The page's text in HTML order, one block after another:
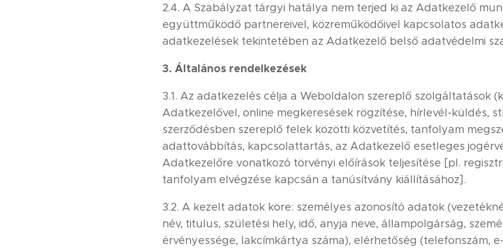
2.4. A Szabályzat tárgyi hatálya nem terjed ki az Adatkezelő
együttműködő partnereivel, közreműködőivel kapcsolatos
adatkezelések tekintetében az Adatkezelő belső adatvédelmi
3. Általános rendelkezések
3.1. Az adatkezelés célja a Weboldalon szereplő szolgáltatások
Adatkezelővel, online megkeresések rögzítése, hírlevél-küldés,
szerződésben szereplő felek közötti közvetítés, tanfolyam
adattovábbítás, kapcsolattartás, az Adatkezelő esetleges
Adatkezelőre vonatkozó törvényi előírások teljesítése [pl.
tanfolyam elvégzése kapcsán a tanúsítvány kiállításához].
3.2. A kezelt adatok köre: személyes azonosító adatok
név, titulus, születési hely, idő, anyja neve, állampolgárság,
érvényessége, lakcímkártya száma), elérhetőség (telefonszám,